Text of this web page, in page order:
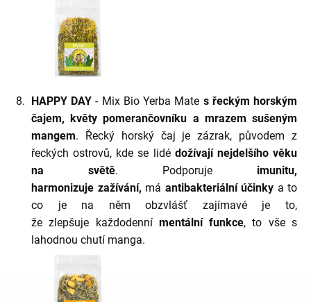
HAPPY DAY - Mix Bio Yerba Mate s řeckým horským
čajem, květy pomerančovníku a mrazem sušeným
mangem. Řecký horský čaj je zázrak, původem z
řeckých ostrovů, kde se lidé dožívají nejdelšího věku
na světě. Podporuje imunitu,
harmonizuje zažívání, má antibakteriální účinky a to
co je na něm obzvlášť zajímavé je to,
že zlepšuje každodenní mentální funkce, to vše s
lahodnou chutí manga.